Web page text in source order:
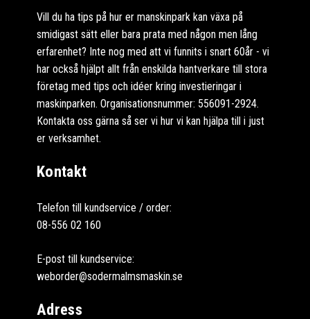
Vill du ha tips på hur er manskinpark kan växa på
smidigast sätt eller bara prata med någon men lång
erfarenhet? Inte nog med att vi funnits i snart 60år - vi
har också hjälpt allt från enskilda hantverkare till stora
företag med tips och idéer kring investieringar i
maskinparken. Organisationsnummer: 556091-2924.
Kontakta oss gärna så ser vi hur vi kan hjälpa till i just
er verksamhet.
Kontakt
Telefon till kundservice / order:
08-556 02 160
E-post till kundservice:
weborder@sodermalmsmaskin.se
Adress